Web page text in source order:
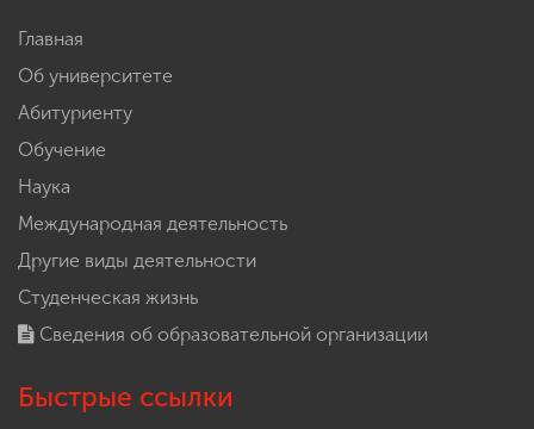
Главная
Об университете
Абитуриенту
Обучение
Наука
Международная деятельность
Другие виды деятельности
Студенческая жизнь
Сведения об образовательной организации
Быстрые ссылки